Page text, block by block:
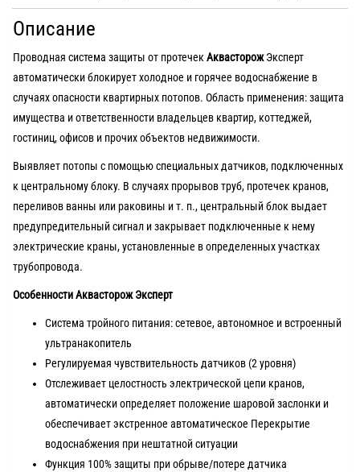
Описание
Проводная система защиты от протечекАквасторожЭксперт
автоматически блокирует холодное и горячее водоснабжение в
случаях опасности квартирных потопов. Область применения: защита
имущества и ответственности владельцев квартир, коттеджей,
гостиниц, офисов и прочих объектов недвижимости.
Выявляет потопы с помощью специальных датчиков, подключенных
к центральному блоку. В случаях прорывов труб, протечек кранов,
переливов ванны или раковины и т. п., центральный блок выдает
предупредительный сигнал и закрывает подключенные к нему
электрические краны, установленные в определенных участках
трубопровода.
Особенности Аквасторож Эксперт
Система тройного питания: сетевое, автономное и встроенный
ультранакопитель
Регулируемая чувствительность датчиков (2 уровня)
Отслеживает целостность электрической цепи кранов,
автоматически определяет положение шаровой заслонки и
обеспечивает экстренное автоматическое Перекрытие
водоснабжения при нештатной ситуации
Функция 100% защиты при обрыве/потере датчика